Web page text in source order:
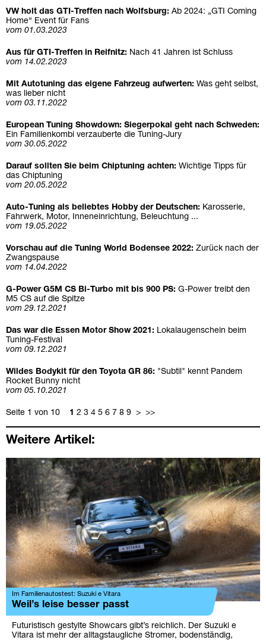
VW holt das GTI-Treffen nach Wolfsburg: Ab 2024: „GTI Coming
Home“ Event für Fans
vom 01.03.2023
Aus für GTI-Treffen in Reifnitz: Nach 41 Jahren ist Schluss
vom 14.02.2023
Mit Autotuning das eigene Fahrzeug aufwerten: Was geht selbst,
was lieber nicht
vom 03.11.2022
European Tuning Showdown: Siegerpokal geht nach Schweden:
Ein Familienkombi verzauberte die Tuning-Jury
vom 30.05.2022
Darauf sollten Sie beim Chiptuning achten: Wichtige Tipps für
das Chiptuning
vom 20.05.2022
Auto-Tuning als beliebtes Hobby der Deutschen: Karosserie,
Fahrwerk, Motor, Inneneinrichtung, Beleuchtung ...
vom 19.05.2022
Vorschau auf die Tuning World Bodensee 2022: Zurück nach der
Zwangspause
vom 14.04.2022
G-Power G5M CS Bi-Turbo mit bis 900 PS: G-Power treibt den
M5 CS auf die Spitze
vom 29.12.2021
Das war die Essen Motor Show 2021: Lokalaugenschein beim
Tuning-Festival
vom 09.12.2021
Wildes Bodykit für den Toyota GR 86: "Subtil" kennt Pandem
Rocket Bunny nicht
vom 05.10.2021
Seite 1 von 10 1 2 3 4 5 6 7 8 9 > >>
Weitere Artikel:
Im Familienautostest: Suzuki e Vitara
Weil’s leise besser passt
Futuristisch gestylte Showcars gibt’s reichlich. Der Suzuki e
Vitara ist mehr der alltagstaugliche Stromer, bodenständig,